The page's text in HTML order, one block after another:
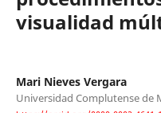
visualidad
Mari Nieves Vergara
Universidad Complutense de